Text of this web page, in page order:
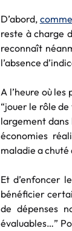
D’abord,
reste à charge
reconnaît
l’absence
A l’heure où
“jouer le rôle
largement dans
économies
maladie a chuté
Et d’enfoncer
bénéficier
de dépenses
évaluables…”